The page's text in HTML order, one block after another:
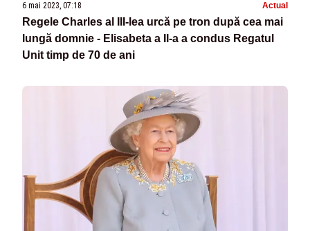
6 mai 2023, 07:18 Actual
Regele Charles al III-lea urcă pe tron după cea mai
lungă domnie - Elisabeta a II-a a condus Regatul
Unit timp de 70 de ani